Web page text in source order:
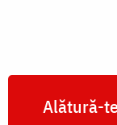
Alătură-